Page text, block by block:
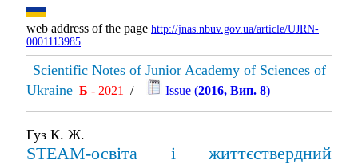
web address of the page http://jnas.nbuv.gov.ua/article/UJRN-
0001113985
Scientific Notes of Junior Academy of Sciences of
Ukraine Б - 2021 / Issue (2016, Вип. 8)
Гуз К. Ж.
STEAM-освіта і життєствердний